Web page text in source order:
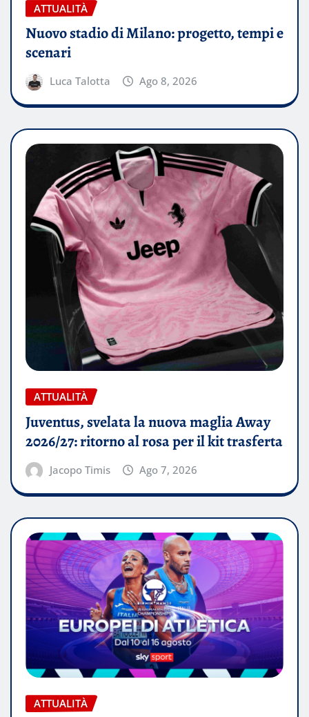
ATTUALITÀ
Nuovo stadio di Milano: progetto, tempi e
scenari
Luca Talotta Ago 8, 2026
ATTUALITÀ
Juventus, svelata la nuova maglia Away
2026/27: ritorno al rosa per il kit trasferta
Jacopo Timis Ago 7, 2026
ATTUALITÀ